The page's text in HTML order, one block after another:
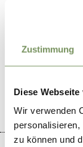
Zustimmung
Diese
Wir verwenden
zu können und